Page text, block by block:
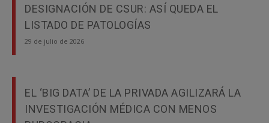
DESIGNACIÓN DE CSUR: ASÍ QUEDA EL
LISTADO DE PATOLOGÍAS
29 de julio de 2026
EL ‘BIG DATA’ DE LA PRIVADA AGILIZARÁ LA
INVESTIGACIÓN MÉDICA CON MENOS